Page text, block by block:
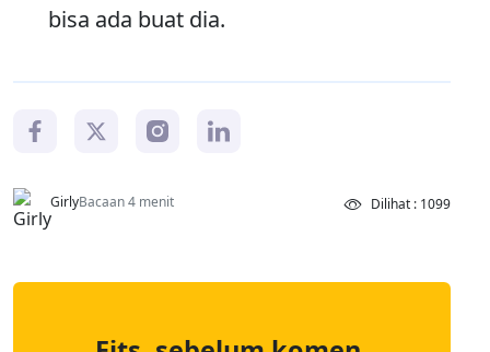
bisa ada buat dia.
GirlyBacaan 4 menit Dilihat : 1099